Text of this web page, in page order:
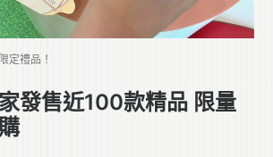
定禮品！
發售近100款精品 限量